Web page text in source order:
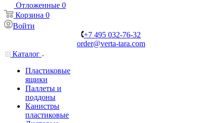
Отложенные 0
Корзина 0
Войти
+7 495 032-76-32
order@verta-tara.com
Каталог
Пластиковые
ящики
Паллеты и
поддоны
Канистры
пластиковые